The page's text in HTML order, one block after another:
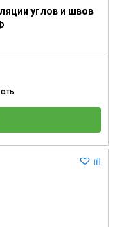
углов и швов